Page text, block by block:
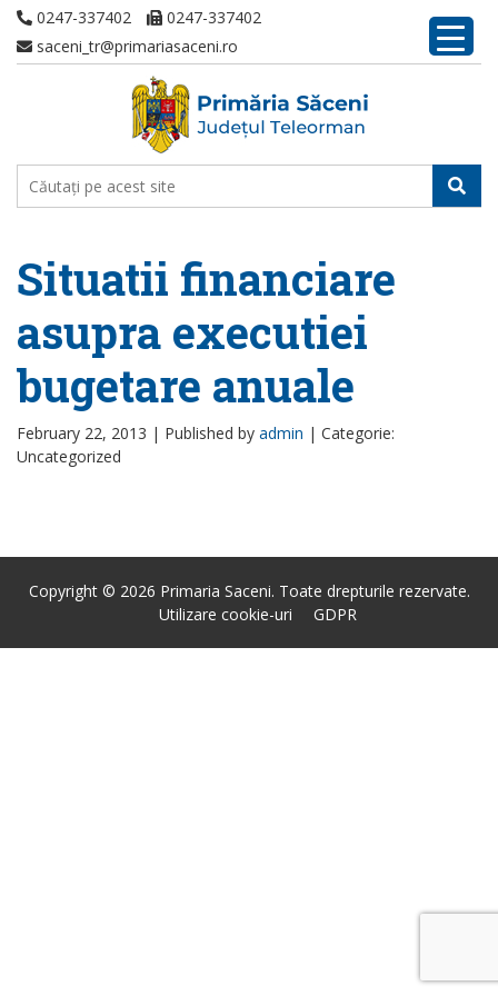
0247-337402
0247-337402
saceni_tr@primariasaceni.ro
Situatii financiare
asupra executiei
bugetare anuale
February 22, 2013 | Published by admin | Categorie:
Uncategorized
Copyright © 2026 Primaria Saceni. Toate drepturile rezervate.
Utilizare cookie-uri
GDPR